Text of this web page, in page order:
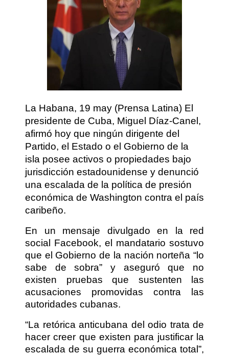
La Habana, 19 may (Prensa Latina) El
presidente de Cuba, Miguel Díaz-Canel,
afirmó hoy que ningún dirigente del
Partido, el Estado o el Gobierno de la
isla posee activos o propiedades bajo
jurisdicción estadounidense y denunció
una escalada de la política de presión
económica de Washington contra el país
caribeño.
En un mensaje divulgado en la red
social Facebook, el mandatario sostuvo
que el Gobierno de la nación norteña “lo
sabe de sobra” y aseguró que no
existen pruebas que sustenten las
acusaciones promovidas contra las
autoridades cubanas.
“La retórica anticubana del odio trata de
hacer creer que existen para justificar la
escalada de su guerra económica total”,